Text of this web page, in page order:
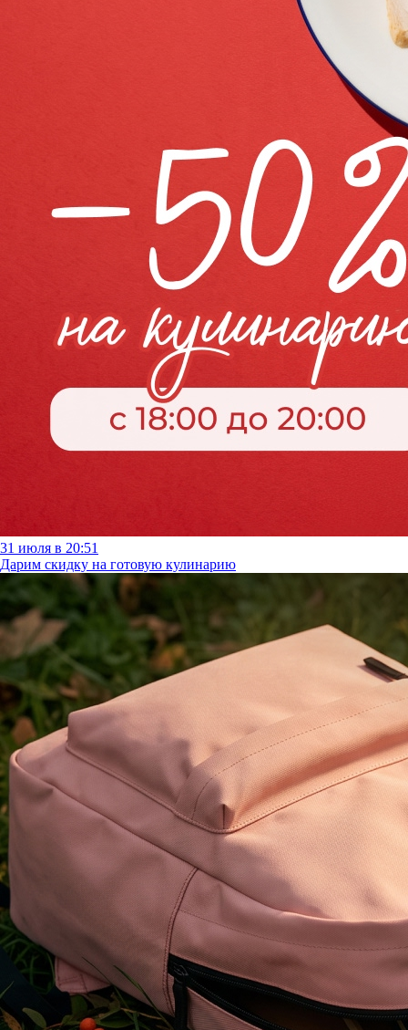
31 июля в 20:51
Дарим скидку на готовую кулинарию